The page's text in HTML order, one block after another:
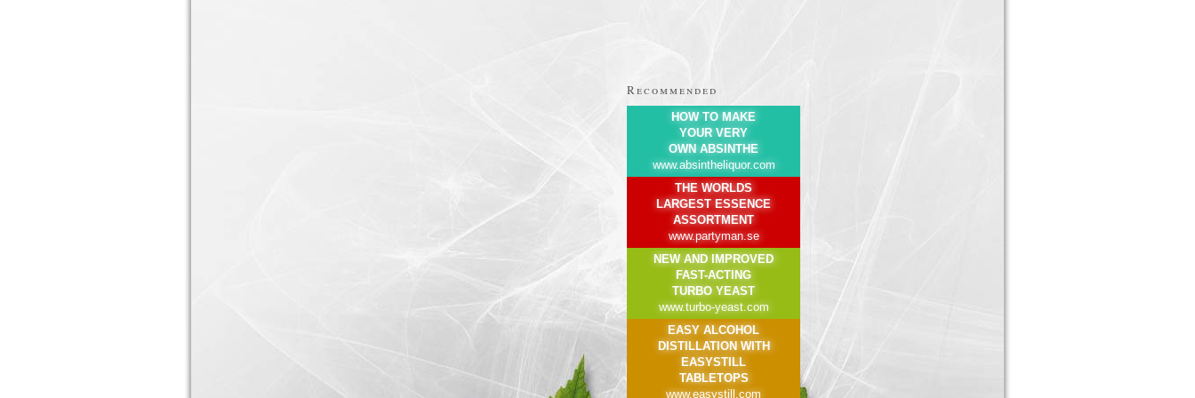
Recommended
HOW TO MAKE
YOUR VERY
OWN ABSINTHE
www.absintheliquor.com
THE WORLDS
LARGEST ESSENCE
ASSORTMENT
www.partyman.se
NEW AND IMPROVED
FAST-ACTING
TURBO YEAST
www.turbo-yeast.com
EASY ALCOHOL
DISTILLATION WITH
EASYSTILL
TABLETOPS
www.easystill.com